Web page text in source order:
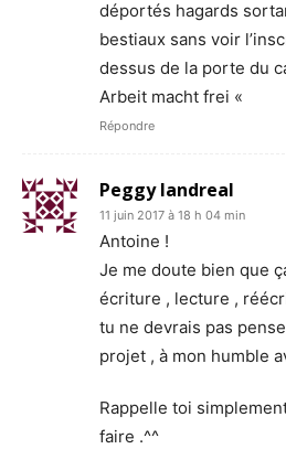
déportés hagards
bestiaux sans voir
dessus de la porte du
Arbeit macht frei «
Répondre
Peggy landreal
11 juin 2017 à 18 h 04 min
Antoine !
Je me doute bien que
écriture , lecture ,
tu ne devrais pas
projet , à mon humble
Rappelle toi
faire .^^